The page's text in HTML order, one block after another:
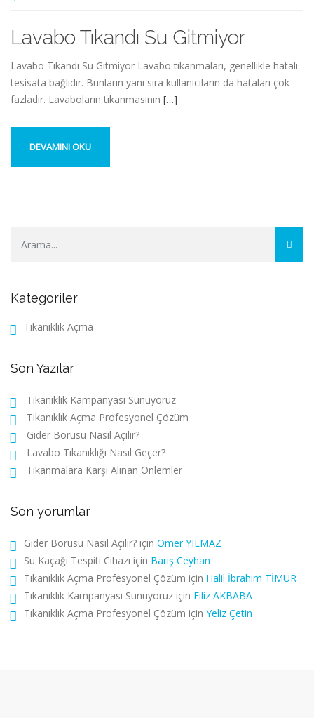
Lavabo Tıkandı Su Gitmiyor
Lavabo Tıkandı Su Gitmiyor Lavabo tıkanmaları, genellikle hatalı
tesisata bağlıdır. Bunların yanı sıra kullanıcıların da hataları çok
fazladır. Lavaboların tıkanmasının […]
DEVAMINI OKU
Kategoriler
Tıkanıklık Açma
Son Yazılar
Tıkanıklık Kampanyası Sunuyoruz
Tıkanıklık Açma Profesyonel Çözüm
Gider Borusu Nasıl Açılır?
Lavabo Tıkanıklığı Nasıl Geçer?
Tıkanmalara Karşı Alınan Önlemler
Son yorumlar
Gider Borusu Nasıl Açılır?için Ömer YILMAZ
Su Kaçağı Tespiti Cihazı için Barış Ceyhan
Tıkanıklık Açma Profesyonel Çözüm için Halil İbrahim TİMUR
Tıkanıklık Kampanyası Sunuyoruziçin Filiz AKBABA
Tıkanıklık Açma Profesyonel Çözüm için Yeliz Çetin